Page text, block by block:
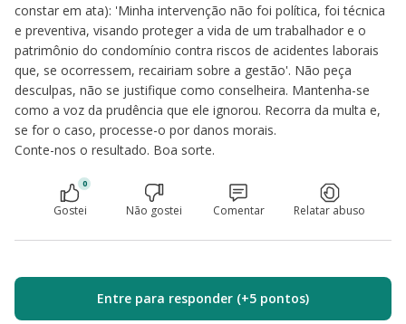
constar em ata): 'Minha intervenção não foi política, foi técnica
e preventiva, visando proteger a vida de um trabalhador e o
patrimônio do condomínio contra riscos de acidentes laborais
que, se ocorressem, recairiam sobre a gestão'. Não peça
desculpas, não se justifique como conselheira. Mantenha-se
como a voz da prudência que ele ignorou. Recorra da multa e,
se for o caso, processe-o por danos morais.
Conte-nos o resultado. Boa sorte.
0
Gostei Não gostei Comentar Relatar abuso
Entre para responder (+5 pontos)